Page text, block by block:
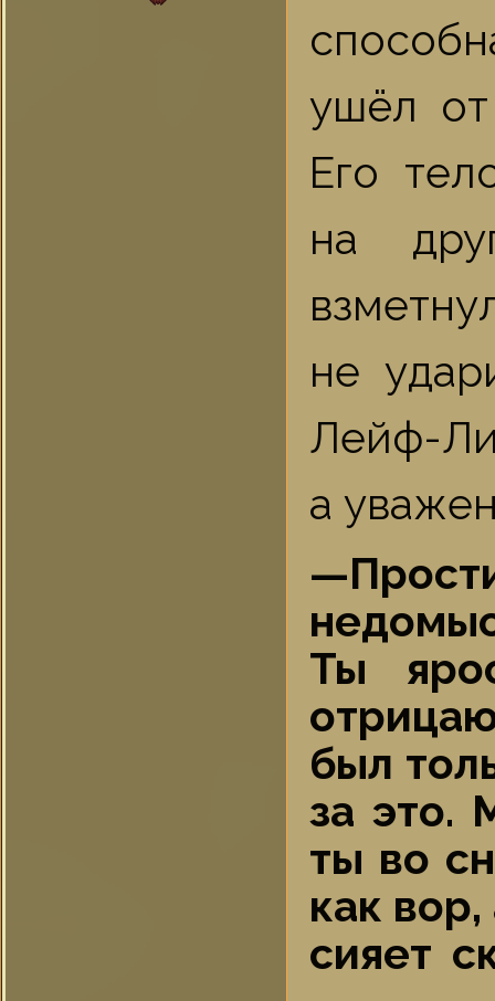
ушёл от
Его
на
не
Лейф-
а
Ты
был
за это.
ты во
как
сияет